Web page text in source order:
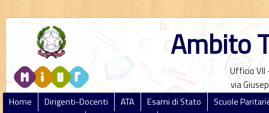
Ambito
Ufficio VII
via
Home Dirigenti-Docenti ATA Esami di Stato
Scuole